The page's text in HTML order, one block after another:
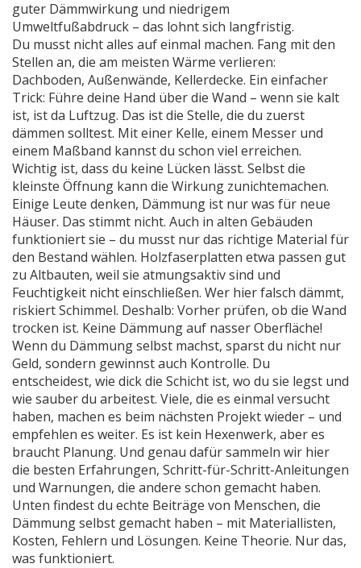
guter Dämmwirkung und niedrigem
Umweltfußabdruck – das lohnt sich langfristig.
Du musst nicht alles auf einmal machen. Fang mit den
Stellen an, die am meisten Wärme verlieren:
Dachboden, Außenwände, Kellerdecke. Ein einfacher
Trick: Führe deine Hand über die Wand – wenn sie kalt
ist, ist da Luftzug. Das ist die Stelle, die du zuerst
dämmen solltest. Mit einer Kelle, einem Messer und
einem Maßband kannst du schon viel erreichen.
Wichtig ist, dass du keine Lücken lässt. Selbst die
kleinste Öffnung kann die Wirkung zunichtemachen.
Einige Leute denken, Dämmung ist nur was für neue
Häuser. Das stimmt nicht. Auch in alten Gebäuden
funktioniert sie – du musst nur das richtige Material für
den Bestand wählen. Holzfaserplatten etwa passen gut
zu Altbauten, weil sie atmungsaktiv sind und
Feuchtigkeit nicht einschließen. Wer hier falsch dämmt,
riskiert Schimmel. Deshalb: Vorher prüfen, ob die Wand
trocken ist. Keine Dämmung auf nasser Oberfläche!
Wenn du Dämmung selbst machst, sparst du nicht nur
Geld, sondern gewinnst auch Kontrolle. Du
entscheidest, wie dick die Schicht ist, wo du sie legst und
wie sauber du arbeitest. Viele, die es einmal versucht
haben, machen es beim nächsten Projekt wieder – und
empfehlen es weiter. Es ist kein Hexenwerk, aber es
braucht Planung. Und genau dafür sammeln wir hier
die besten Erfahrungen, Schritt-für-Schritt-Anleitungen
und Warnungen, die andere schon gemacht haben.
Unten findest du echte Beiträge von Menschen, die
Dämmung selbst gemacht haben – mit Materiallisten,
Kosten, Fehlern und Lösungen. Keine Theorie. Nur das,
was funktioniert.